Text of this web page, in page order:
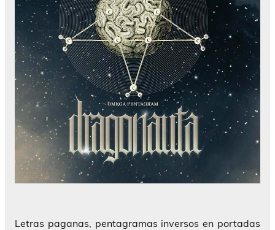
Letras paganas, pentagramas inversos en portadas